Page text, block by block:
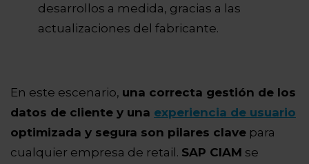
desarrollos a medida, gracias a las
actualizaciones del fabricante.
En este escenario, una correcta gestión de los
datos de cliente y una experiencia de usuario
optimizada y segura son pilares clave para
cualquier empresa de retail. SAP CIAM se